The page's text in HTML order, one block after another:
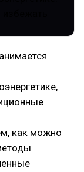
как можно